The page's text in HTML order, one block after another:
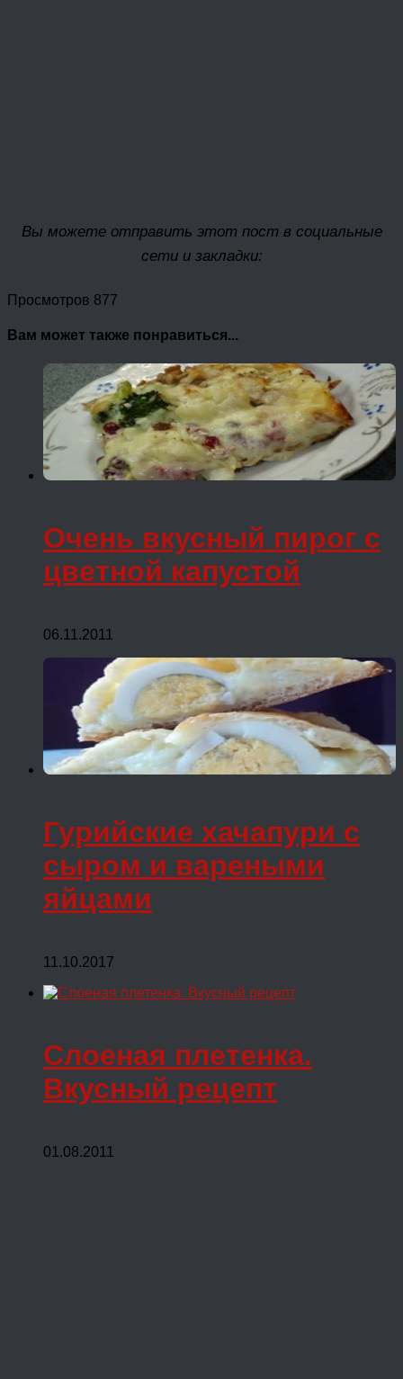
Вы можете отправить этот пост в социальные
сети и закладки:
Просмотров 877
Вам может также понравиться...
Очень вкусный пирог с
цветной капустой
06.11.2011
Гурийские хачапури с
сыром и вареными
яйцами
11.10.2017
Слоеная плетенка.
Вкусный рецепт
01.08.2011